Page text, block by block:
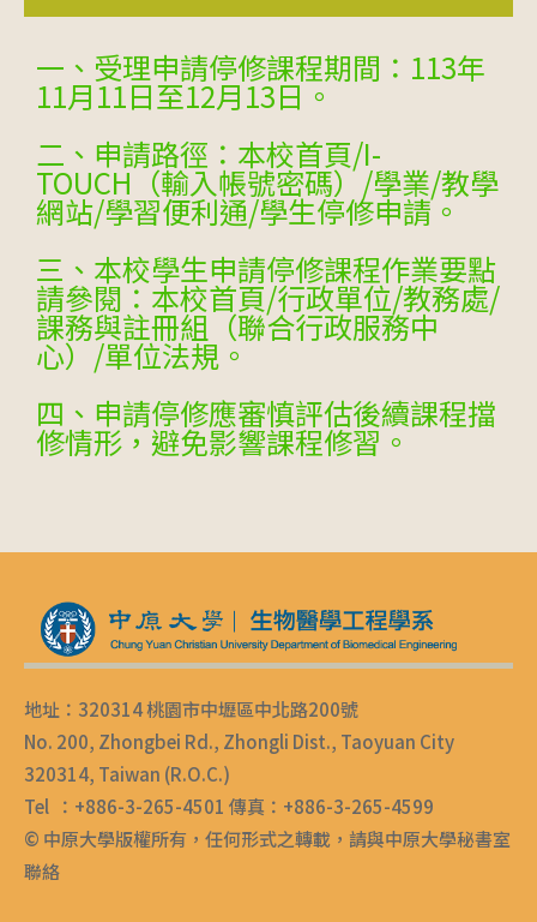
一、受理申請停修課程期間：113年
11月11日至12月13日。
二、申請路徑：本校首頁/I-
TOUCH（輸入帳號密碼）/學業/教學
網站/學習便利通/學生停修申請。
三、本校學生申請停修課程作業要點
請參閱：本校首頁/行政單位/教務處/
課務與註冊組（聯合行政服務中
心）/單位法規。
四、申請停修應審慎評估後續課程擋
修情形，避免影響課程修習。
地址：320314 桃園市中壢區中北路200號
No. 200, Zhongbei Rd., Zhongli Dist., Taoyuan City
320314, Taiwan (R.O.C.)
Tel ：+886-3-265-4501 傳真：+886-3-265-4599
© 中原大學版權所有，任何形式之轉載，請與中原大學秘書室
聯絡